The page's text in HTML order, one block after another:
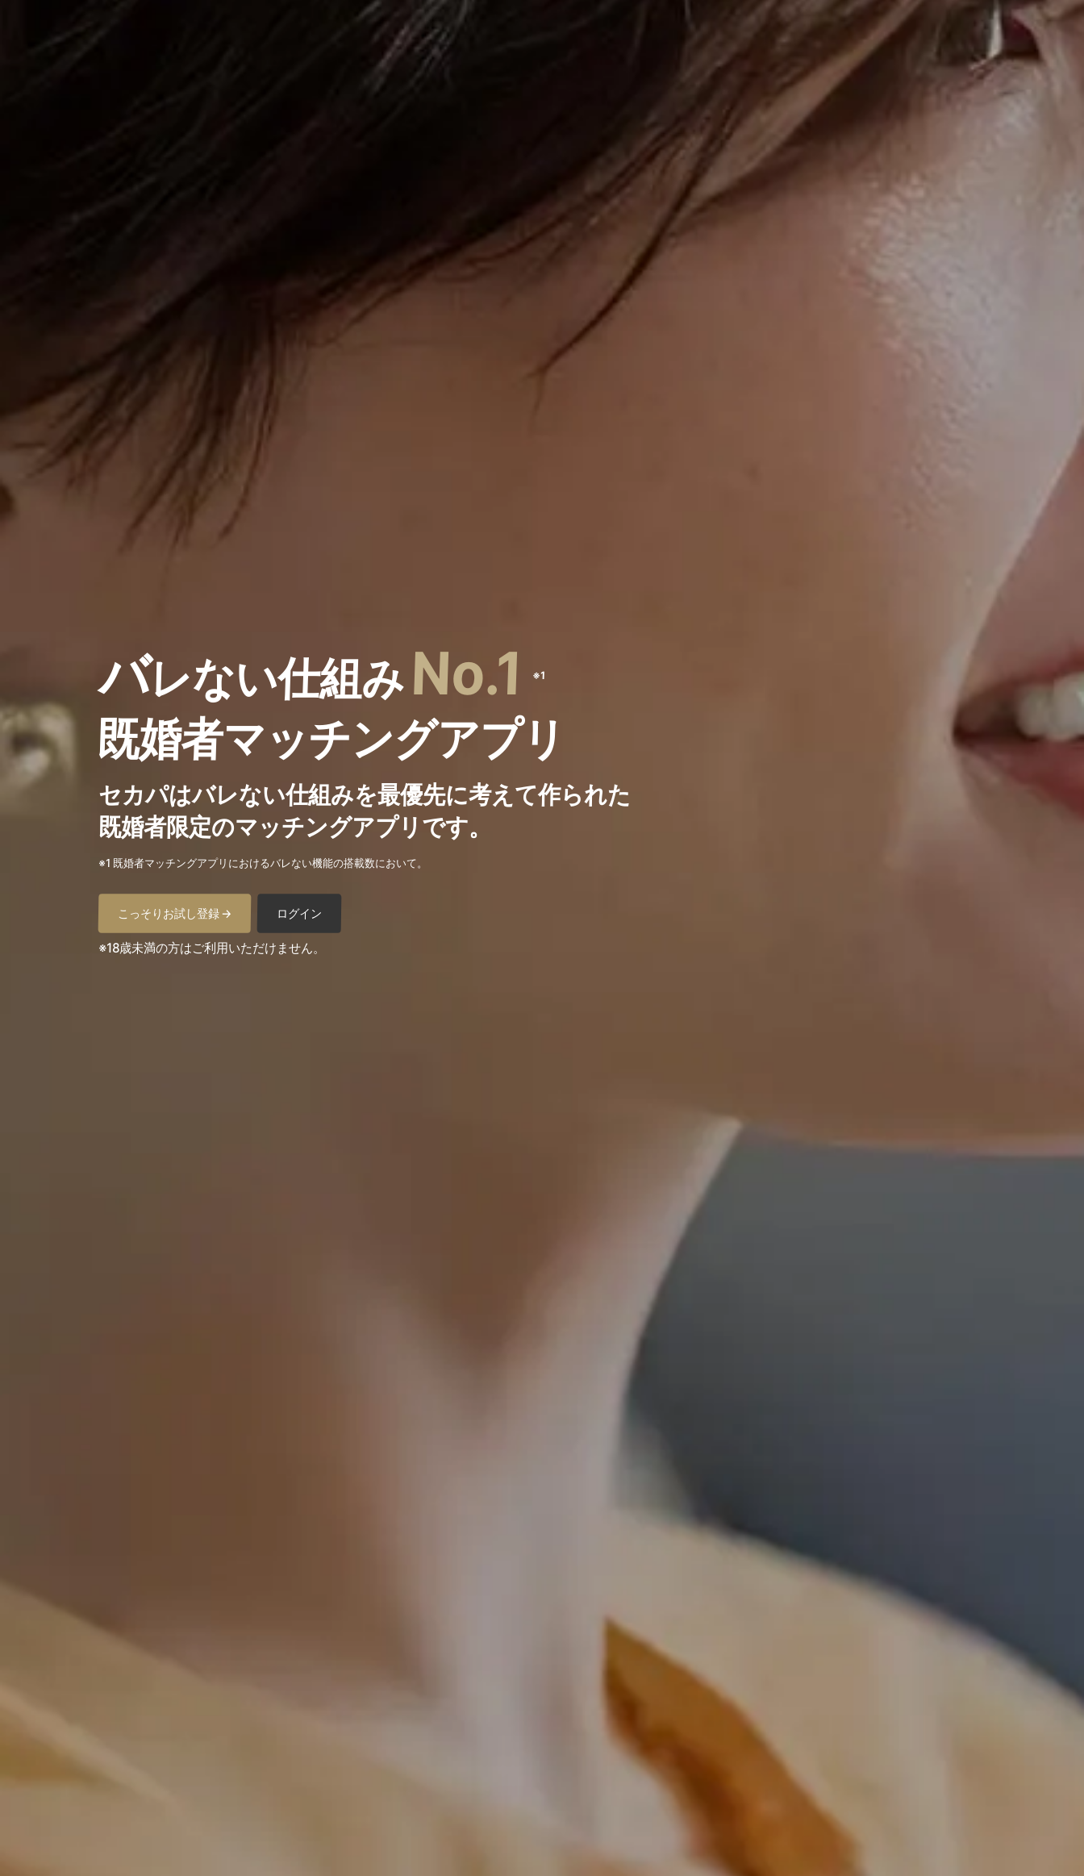
バレない仕組みNo.1 ※1
既婚者マッチングアプリ
セカパはバレない仕組みを最優先に考えて作られた
既婚者限定のマッチングアプリです。
※1 既婚者マッチングアプリにおけるバレない機能の搭載数において。
こっそりお試し登録 → ログイン
※18歳未満の方はご利用いただけません。